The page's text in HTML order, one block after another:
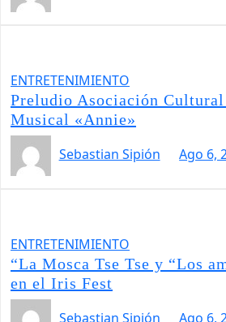
ENTRETENIMIENTO
Preludio Asociación Cultural
Musical «Annie»
Sebastian Sipión
Ago 6,
ENTRETENIMIENTO
“La Mosca Tse Tse y “Los
en el Iris Fest
Sebastian Sipión
Ago 6,